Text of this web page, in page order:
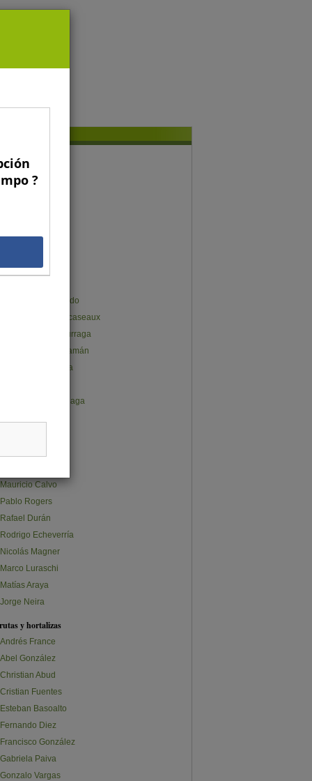
y gestión
Gregorio Billikopf
Gonzalo Muñoz
Karen Meier Mellado
Juan Pablo Subercaseaux
José Gabriel Undurraga
Ana Lucía Cusihuamán
Claudio Salvatierra
Constanza Olalquiaga
Mauricio Calvo
Pablo Rogers
Rafael Durán
Rodrigo Echeverría
Nicolás Magner
Marco Luraschi
Matías Araya
Jorge Neira
y hortalizas
Andrés France
Abel González
Christian Abud
Cristian Fuentes
Esteban Basoalto
Fernando Diez
Francisco González
Gabriela Paiva
Gonzalo Vargas
?